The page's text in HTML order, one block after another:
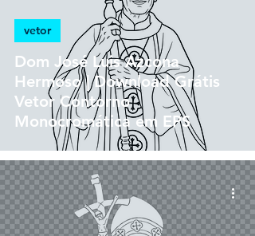
Dom José Luis Azcona
Hermoso | Download Grátis
Vetor Contorno
Monocromática em EPS
vetor